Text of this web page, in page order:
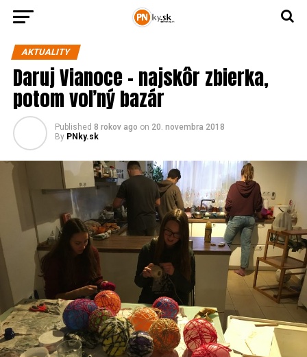
AKTUALITY
Daruj Vianoce – najskôr zbierka,
potom voľný bazár
Published 8 rokov ago on 20. novembra 2018
By PNky.sk